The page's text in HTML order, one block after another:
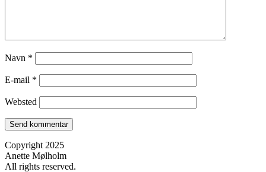
Navn *
E-mail *
Websted
Copyright 2025
Anette Mølholm
All rights reserved.